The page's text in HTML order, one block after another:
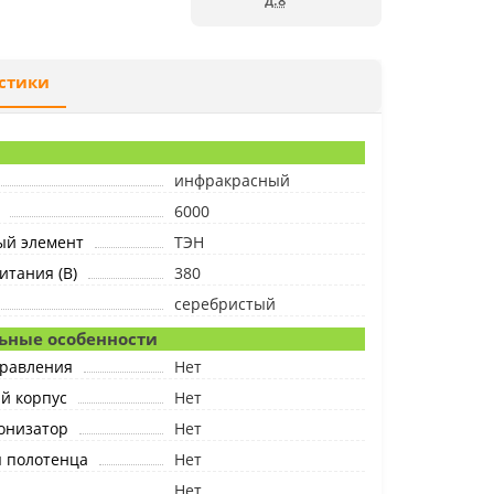
инфракрасный
6000
элемент
ТЭН
(В)
380
серебристый
особенности
Нет
корпус
Нет
Нет
полотенца
Нет